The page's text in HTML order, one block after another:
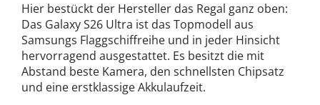
Hier bestückt der Hersteller das Regal ganz oben:
Das Galaxy S26 Ultra ist das Topmodell aus
Samsungs Flaggschiffreihe und in jeder Hinsicht
hervorragend ausgestattet. Es besitzt die mit
Abstand beste Kamera, den schnellsten Chipsatz
und eine erstklassige Akkulaufzeit.